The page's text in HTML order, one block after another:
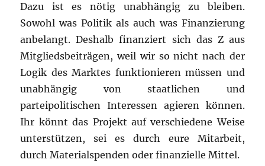
Dazu ist es nötig unabhängig zu bleiben.
Sowohl was Politik als auch was Finanzierung
anbelangt. Deshalb finanziert sich das Z aus
Mitgliedsbeiträgen, weil wir so nicht nach der
Logik des Marktes funktionieren müssen und
unabhängig von staatlichen und
parteipolitischen Interessen agieren können.
Ihr könnt das Projekt auf verschiedene Weise
unterstützen, sei es durch eure Mitarbeit,
durch Materialspenden oder finanzielle Mittel.